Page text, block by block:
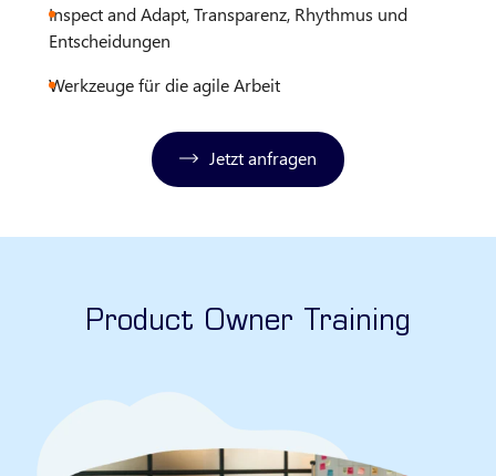
Inspect and Adapt, Transparenz, Rhythmus und
Entscheidungen
Werkzeuge für die agile Arbeit
Jetzt anfragen
Product Owner Training